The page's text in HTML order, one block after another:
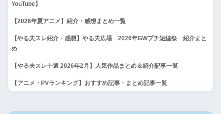
YouTube】
【2026年夏アニメ】紹介・感想まとめ一覧
【やる夫スレ紹介・感想】やる夫広場 2026年GWプチ短編祭 紹介まと
め
【やる夫スレ十選 2026年2月】人気作品まとめ＆紹介記事一覧
【アニメ・PVランキング】おすすめ記事・まとめ記事一覧